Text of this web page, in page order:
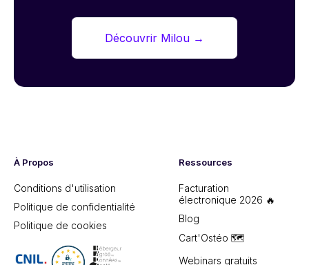
Découvrir Milou →
À Propos
Conditions d'utilisation
Politique de confidentialité
Politique de cookies
Ressources
Facturation
électronique 2026 🔥
Blog
Cart'Ostéo 🗺️
Webinars gratuits